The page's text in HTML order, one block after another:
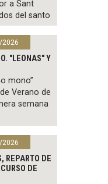
a Sant
del santo
"LEONAS" Y
mono”
Verano de
semana
REPARTO DE
DE